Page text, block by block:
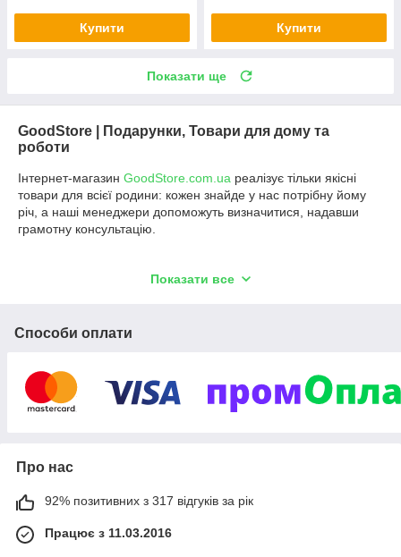
Купити Купити
Показати ще
GoodStore | Подарунки, Товари для дому та
роботи
Інтернет-магазин GoodStore.com.ua реалізує тільки якісні
товари для всієї родини: кожен знайде у нас потрібну йому
річ, а наші менеджери допоможуть визначитися, надавши
грамотну консультацію.
Наші головні переваги перед
Ми гарантуємо найкращу ціну!
У нас купувати надійно, про що свідчать відгуки
клієнтів чудовий рейтинг!
Є можливість співпрацювати з нами за
Бажаємо кожному здоров'я, благополуччя, процвітання!
Показати все
Способи оплати
Про нас
92% позитивних з 317 відгуків за рік
Працює з 11.03.2016